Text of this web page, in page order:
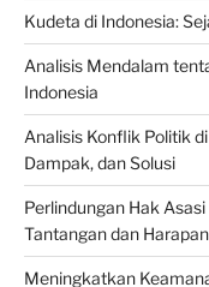
Kudeta di Indonesia:
Analisis Mendalam
Indonesia
Analisis Konflik Politik
Dampak, dan Solusi
Perlindungan Hak
Tantangan dan Harapan
Meningkatkan